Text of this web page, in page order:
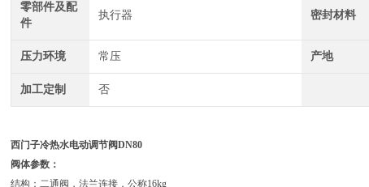
零部件及配
件
执行器 密封材料
压力环境 常压 产地
加工定制 否
西门子冷热水电动调节阀DN80
阀体参数：
结构：二通阀，法兰连接，公称16kg